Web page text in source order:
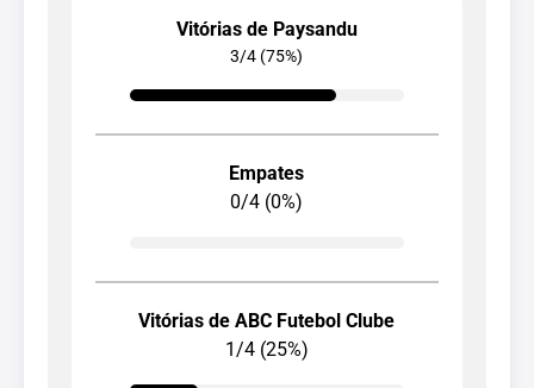
Vitórias de Paysandu
3/4 (75%)
Empates
0/4 (0%)
Vitórias de ABC Futebol Clube
1/4 (25%)